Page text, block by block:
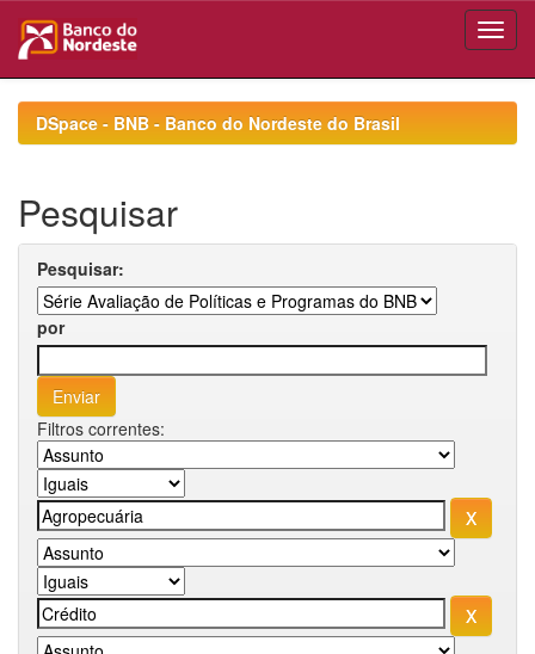
navigationDSpace - BNB - Banco do Nordeste do Brasil
Pesquisar
Pesquisar:
por
Filtros correntes: